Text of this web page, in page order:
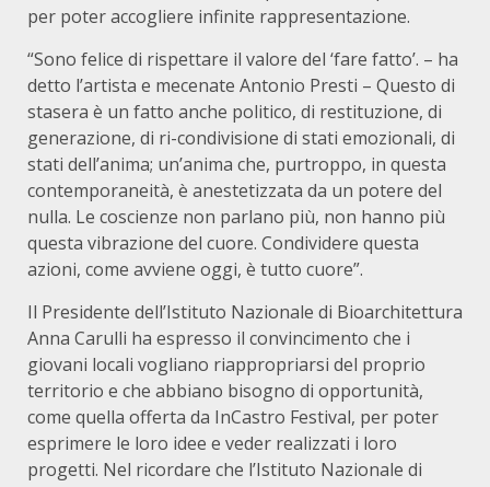
per poter accogliere infinite rappresentazione.
“Sono felice di rispettare il valore del ‘fare fatto’. – ha
detto l’artista e mecenate Antonio Presti – Questo di
stasera è un fatto anche politico, di restituzione, di
generazione, di ri-condivisione di stati emozionali, di
stati dell’anima; un’anima che, purtroppo, in questa
contemporaneità, è anestetizzata da un potere del
nulla. Le coscienze non parlano più, non hanno più
questa vibrazione del cuore. Condividere questa
azioni, come avviene oggi, è tutto cuore”.
Il Presidente dell’Istituto Nazionale di Bioarchitettura
Anna Carulli ha espresso il convincimento che i
giovani locali vogliano riappropriarsi del proprio
territorio e che abbiano bisogno di opportunità,
come quella offerta da InCastro Festival, per poter
esprimere le loro idee e veder realizzati i loro
progetti. Nel ricordare che l’Istituto Nazionale di